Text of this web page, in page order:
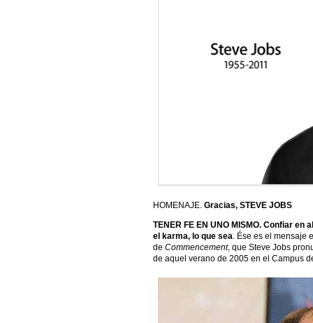
HOMENAJE. Gracias, STEVE JOBS
TENER FE EN UNO MISMO. Confiar
el karma, lo que sea. Ése es el mensaje
de Commencement, que Steve Jobs
de aquel verano de 2005 en el Campus